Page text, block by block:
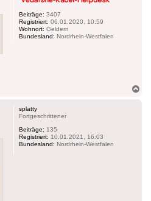
Beiträge: 3407
Registriert: 06.01.2020, 10:59
Wohnort: Geldern
Bundesland: Nordrhein-Westfalen
splatty
Fortgeschrittener
Beiträge: 135
Registriert: 10.01.2021, 16:03
Bundesland: Nordrhein-Westfalen